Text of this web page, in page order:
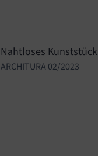
Nahtloses Kunststück
ARCHITURA 02/2023